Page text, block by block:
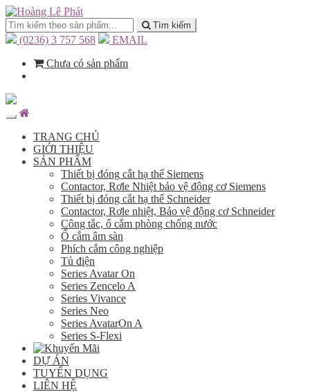
Tìm kiếm
(0236) 3 757 568
EMAIL
Chưa có sản phẩm
TRANG CHỦ
GIỚI THIỆU
SẢN PHẨM
Thiết bị đóng cắt hạ thế Siemens
Contactor, Rơle Nhiệt bảo vệ động cơ Siemens
Thiết bị đóng cắt hạ thế Schneider
Contactor, Rơle nhiệt, Bảo vệ động cơ Schneider
Công tắc, ổ cắm phòng chống nước
Ổ cắm âm sàn
Phích cắm công nghiệp
Tủ điện
Series Avatar On
Series Zencelo A
Series Vivance
Series Neo
Series AvatarOn A
Series S-Flexi
DỰ ÁN
TUYỂN DỤNG
LIÊN HỆ